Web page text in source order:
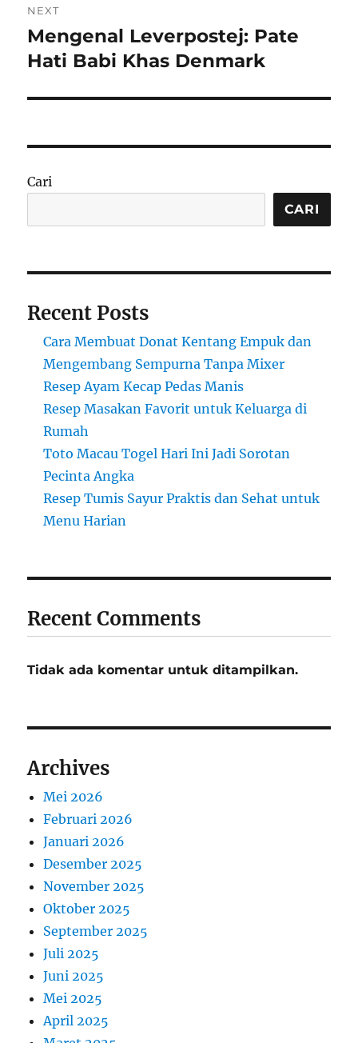
NEXT
Next
post:
Mengenal Leverpostej: Pate
Hati Babi Khas Denmark
Cari
CARI
Recent Posts
Cara Membuat Donat Kentang Empuk dan
Mengembang Sempurna Tanpa Mixer
Resep Ayam Kecap Pedas Manis
Resep Masakan Favorit untuk Keluarga di
Rumah
Toto Macau Togel Hari Ini Jadi Sorotan
Pecinta Angka
Resep Tumis Sayur Praktis dan Sehat untuk
Menu Harian
Recent Comments
Tidak ada komentar untuk ditampilkan.
Archives
Mei 2026
Februari 2026
Januari 2026
Desember 2025
November 2025
Oktober 2025
September 2025
Juli 2025
Juni 2025
Mei 2025
April 2025